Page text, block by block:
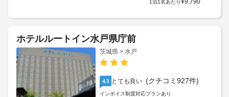
1泊1名あたり¥9,790
ホテルルートイン水戸県庁前
茨城県 > 水戸
4.3 とても良い (クチコミ927件)
インボイス制度対応プランあり